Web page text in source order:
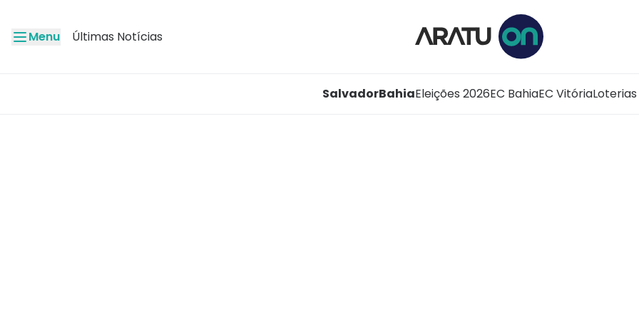
Menu Últimas Notícias
SalvadorBahiaEleições 2026EC BahiaEC VitóriaLoterias